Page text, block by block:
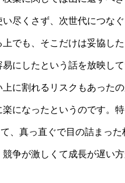
尽くさず、次世代につな
でも、そこだけは妥協した
にしたという話を放映し
に割れるリスクもあった
になったというのです。
、真っ直ぐで目の詰まっ
争が激しくて成長が遅い